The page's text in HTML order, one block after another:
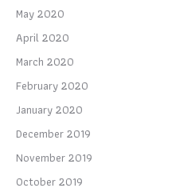
May 2020
April 2020
March 2020
February 2020
January 2020
December 2019
November 2019
October 2019